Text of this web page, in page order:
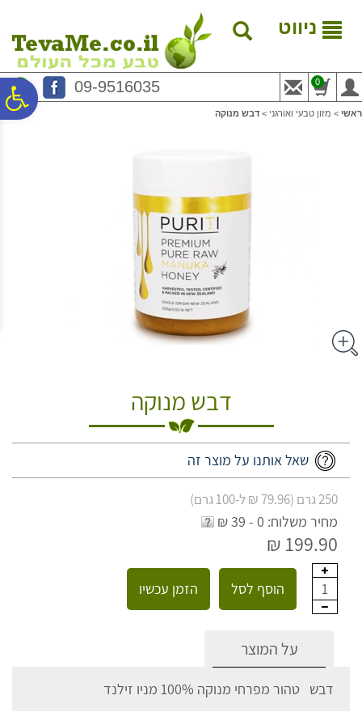
נגישות
המרכזי
ניווט
09-9516035 0
ראשי > מזון טבעי ואורגני > דבש מנוקה
דבש מנוקה
שאל אותנו על מוצר זה
250 גרם (79.96 ₪ ל-100 גרם)
מחיר משלוח: 0 - 39 ₪
199.90 ₪
1 הוסף לסל הזמן עכשיו
על המוצר
דבש טהור מפרחי מנוקה 100% מניו זילנד